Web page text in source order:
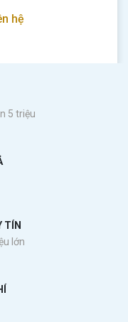
hệ
5 triệu
TÍN
lớn